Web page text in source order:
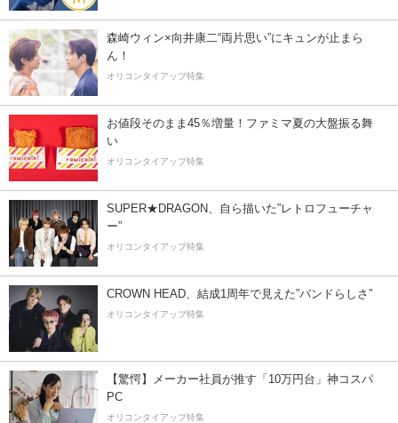
森崎ウィン×向井康二“両片思い”にキュンが止まら
ん！
オリコンタイアップ特集
お値段そのまま45％増量！ファミマ夏の大盤振る舞
い
オリコンタイアップ特集
SUPER★DRAGON、自ら描いた”レトロフューチャ
ー”
オリコンタイアップ特集
CROWN HEAD、結成1周年で見えた”バンドらしさ”
オリコンタイアップ特集
【驚愕】メーカー社員が推す「10万円台」神コスパ
PC
オリコンタイアップ特集